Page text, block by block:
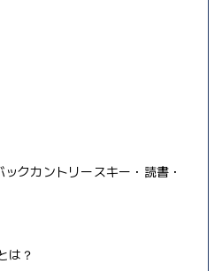
クカントリースキー・読書・
は？